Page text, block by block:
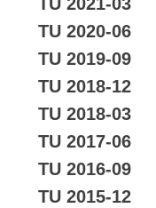
TU 2020-06
TU 2019-09
TU 2018-12
TU 2018-03
TU 2017-06
TU 2016-09
TU 2015-12